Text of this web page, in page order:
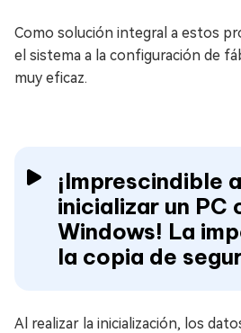
Como solución integral a estos
el sistema a la configuración de
muy eficaz.
¡Imprescindible
inicializar un PC
Windows! La
la copia de
Al realizar la inicialización, los